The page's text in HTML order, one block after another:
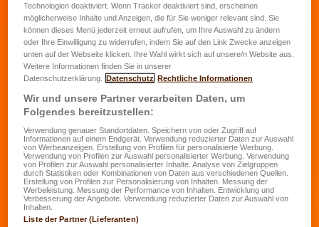
Wohnungsversicherung
Vorname *
Name*
Geburtsdatum*
TT.MM.JJJJ
Straße/Nr.*
Technologien deaktiviert. Wenn Tracker deaktiviert sind, erscheinen
möglicherweise Inhalte und Anzeigen, die für Sie weniger relevant sind. Sie
können dieses Menü jederzeit erneut aufrufen, um Ihre Auswahl zu ändern
oder Ihre Einwilligung zu widerrufen, indem Sie auf den Link Zwecke anzeigen
unten auf der Webseite klicken. Ihre Wahl wirkt sich auf unsere/n Website aus.
Weitere Informationen finden Sie in unserer
Datenschutzerklärung.
Datenschutz Rechtliche Informationen
Wir und unsere Partner verarbeiten Daten, um
Folgendes bereitzustellen:
Verwendung genauer Standortdaten. Speichern von oder Zugriff auf
Informationen auf einem Endgerät. Verwendung reduzierter Daten zur Auswahl
von Werbeanzeigen. Erstellung von Profilen für personalisierte Werbung.
Verwendung von Profilen zur Auswahl personalisierter Werbung. Verwendung
von Profilen zur Auswahl personalisierter Inhalte. Analyse von Zielgruppen
durch Statistiken oder Kombinationen von Daten aus verschiedenen Quellen.
Erstellung von Profilen zur Personalisierung von Inhalten. Messung der
Werbeleistung. Messung der Performance von Inhalten. Entwicklung und
Verbesserung der Angebote. Verwendung reduzierter Daten zur Auswahl von
Inhalten.
Liste der Partner (Lieferanten)